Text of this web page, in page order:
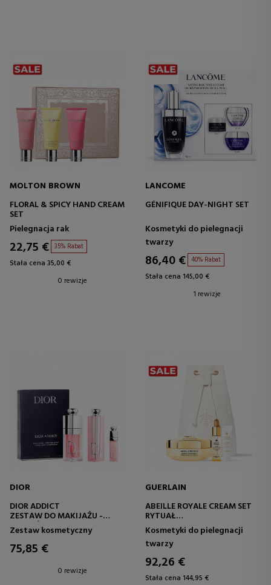
MOLTON BROWN
FLORAL & SPICY HAND CREAM
SET
Pielegnacja rak
22,75 € 35% Rabat
Stała cena 35,00 €
0 rewizje
LANCOME
GÉNIFIQUE DAY-NIGHT SET
Kosmetyki do pielegnacji
twarzy
86,40 € 40% Rabat
Stała cena 145,00 €
1 rewizje
DIOR
DIOR ADDICT
ZESTAW DO MAKIJAŻU -
NAWILŻAJĄCY BALSAM DO
UST I OLEJEK DO UST
Zestaw kosmetyczny
75,85 €
0 rewizje
GUERLAIN
ABEILLE ROYALE CREAM SET
RYTUAŁ
PRZECIWSTARZENIOWY
YOUTH REPAIR
Kosmetyki do pielegnacji
twarzy
92,26 €
Stała cena 144,95 €